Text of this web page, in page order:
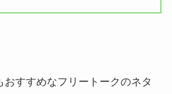
おすすめなフリートークのネタ